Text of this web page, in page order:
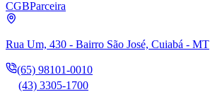
CGBParceira
Rua Um, 430 - Bairro São José, Cuiabá - MT
(65) 98101-0010
(43) 3305-1700